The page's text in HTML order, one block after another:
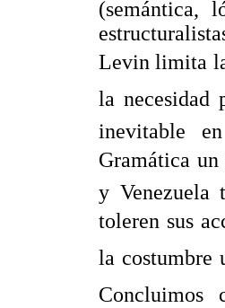
(semántica,
Levin limita la
la necesidad
inevitable
Gramática un
y Venezuela
toleren sus
la
Concluimos